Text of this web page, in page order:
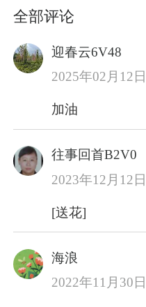
全部评论
迎春云6V48
2025年02月12
加油
往事回首B2V0
2023年12月12
[送花]
海浪
2022年11月30